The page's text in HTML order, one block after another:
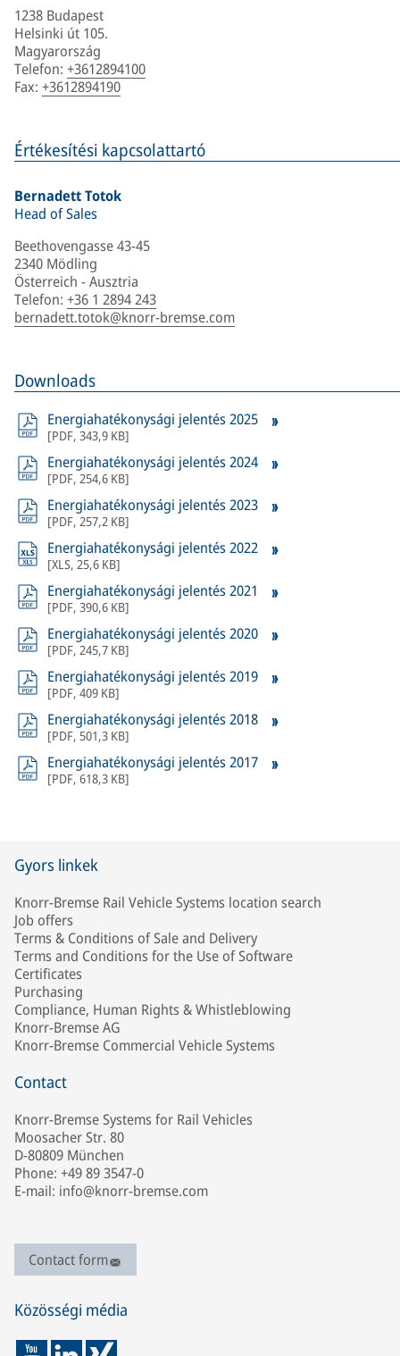
1238 Budapest
Helsinki út 105.
Magyarország
Telefon: +3612894100
Fax: +3612894190
Értékesítési kapcsolattartó
Bernadett Totok
Head of Sales
Beethovengasse 43-45
2340 Mödling
Österreich - Ausztria
Telefon: +36 1 2894 243
bernadett.totok@knorr-bremse.com
Downloads
Energiahatékonysági jelentés 2025
[PDF, 343,9 KB]
Energiahatékonysági jelentés 2024
[PDF, 254,6 KB]
Energiahatékonysági jelentés 2023
[PDF, 257,2 KB]
Energiahatékonysági jelentés 2022
[XLS, 25,6 KB]
Energiahatékonysági jelentés 2021
[PDF, 390,6 KB]
Energiahatékonysági jelentés 2020
[PDF, 245,7 KB]
Energiahatékonysági jelentés 2019
[PDF, 409 KB]
Energiahatékonysági jelentés 2018
[PDF, 501,3 KB]
Energiahatékonysági jelentés 2017
[PDF, 618,3 KB]
Gyors linkek
Knorr-Bremse Rail Vehicle Systems location search
Job offers
Terms & Conditions of Sale and Delivery
Terms and Conditions for the Use of Software
Certificates
Purchasing
Compliance, Human Rights & Whistleblowing
Knorr-Bremse AG
Knorr-Bremse Commercial Vehicle Systems
Contact
Knorr-Bremse Systems for Rail Vehicles
Moosacher Str. 80
D-80809 München
Phone: +49 89 3547-0
E-mail: info@knorr-bremse.com
Contact form
Közösségi média